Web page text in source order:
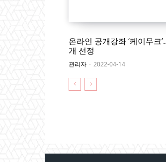
온라인 공개강좌 ‘케이무크
개 선정
관리자 - 2022-04-14